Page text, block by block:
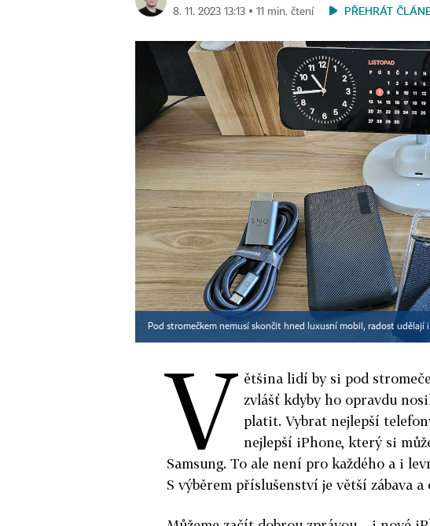
8. 11. 2023 13:13 ▪ 11 min. čtení
PŘEHRÁT
Pod stromečkem nemusí skončit hned luxusní mobil, radost udělají
V ětšina lidí by si pod
zvlášť kdyby ho opravdu
platit. Vybrat nejlepší
nejlepší iPhone, který si
Samsung. To ale není pro každého a i
S výběrem příslušenství je větší zábava